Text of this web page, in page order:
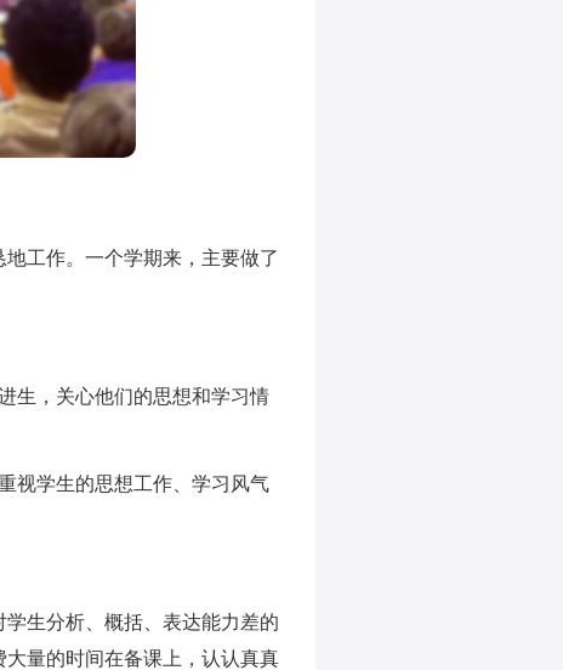
工作。一个学期来，主要做了
，关心他们的思想和学习情
学生的思想工作、学习风气
生分析、概括、表达能力差的
量的时间在备课上，认认真真